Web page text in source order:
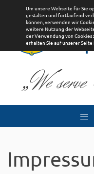
„We
Um unsere Webseite für Sie
gestalten und fortlaufend
können, verwenden wir
weitere Nutzung der
der Verwendung von
erhalten Sie auf unserer